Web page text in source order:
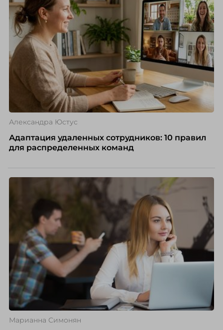
Александра Юстус
Адаптация удаленных сотрудников: 10 правил
для распределенных команд
Марианна Симонян